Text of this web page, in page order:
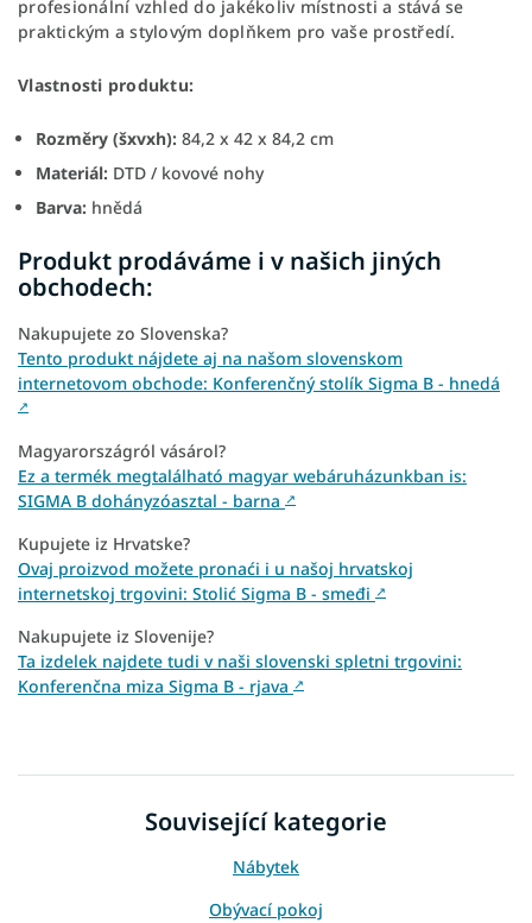
profesionální vzhled do jakékoliv místnosti a stává se
praktickým a stylovým doplňkem pro vaše prostředí.
Vlastnosti produktu:
Rozměry (šxvxh): 84,2 x 42 x 84,2 cm
Materiál: DTD / kovové nohy
Barva: hnědá
Produkt prodáváme i v našich jiných
obchodech:
Nakupujete zo Slovenska?
Tento produkt nájdete aj na našom slovenskom
internetovom obchode: Konferenčný stolík Sigma B - hnedá
↗
Magyarországról vásárol?
Ez a termék megtalálható magyar webáruházunkban is:
SIGMA B dohányzóasztal - barna ↗
Kupujete iz Hrvatske?
Ovaj proizvod možete pronaći i u našoj hrvatskoj
internetskoj trgovini: Stolić Sigma B - smeđi ↗
Nakupujete iz Slovenije?
Ta izdelek najdete tudi v naši slovenski spletni trgovini:
Konferenčna miza Sigma B - rjava ↗
Související kategorie
Nábytek
Obývací pokoj